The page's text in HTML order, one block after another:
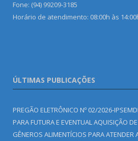
Fone: (94) 99209-3185
Horário de atendimento: 08:00h às
ÚLTIMAS PUBLICAÇÕES
PREGÃO ELETRÔNICO Nº 02/2026-
PARA FUTURA E EVENTUAL AQUISIÇÃO
GÊNEROS ALIMENTÍCIOS PARA ATENDER